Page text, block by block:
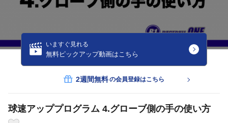
いますぐ見れる
無料ピックアップ動画はこちら
2週間無料の会員登録はこちら
球速アッププログラム 4.グローブ側の手の使い方